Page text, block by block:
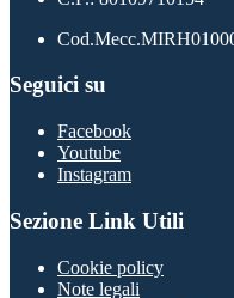
Seguici su
Facebook
Youtube
Instagram
Sezione Link Utili
Cookie policy
Note legali